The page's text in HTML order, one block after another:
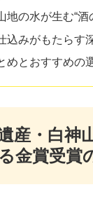
地の水が生む“酒
込みがもたらす
めとおすすめの
産・白神
金賞受賞